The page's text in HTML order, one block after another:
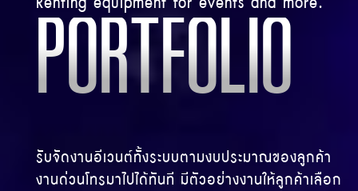
PORTFOLIO
รับจัดงานอีเวนต์ทั้งระบบตามงบประมาณของลูกค้า
งานด่วนโทรมาไปได้ทันที มีตัวอย่างงานให้ลูกค้าเลือก